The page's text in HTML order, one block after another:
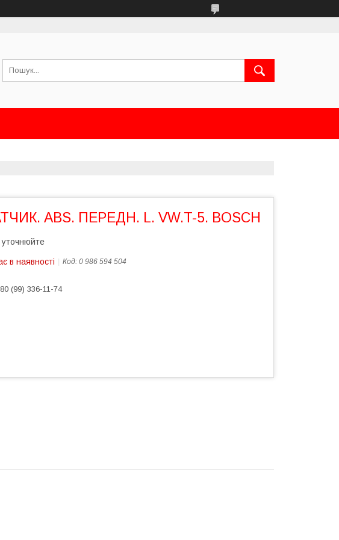
ABS. ПЕРЕДН. L. VW.T-5. BOSCH
уточнюйте
в наявності Код: 0 986 594 504
(99) 336-11-74